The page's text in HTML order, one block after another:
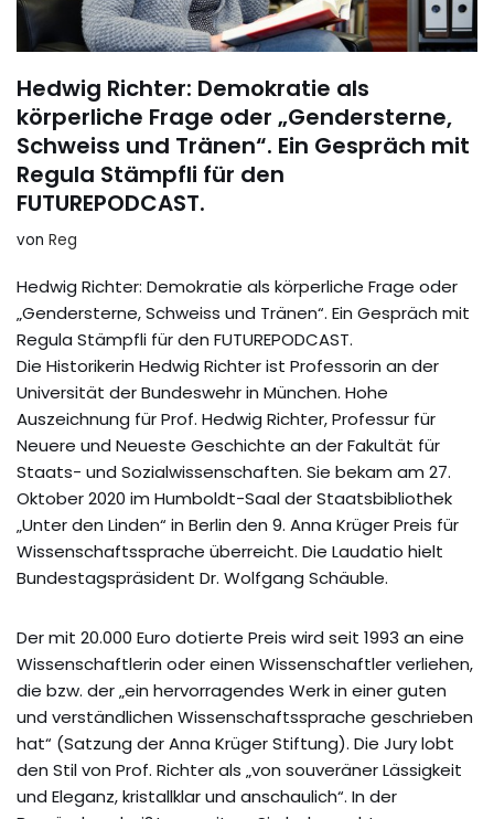
Hedwig Richter: Demokratie als
körperliche Frage oder „Gendersterne,
Schweiss und Tränen“. Ein Gespräch mit
Regula Stämpfli für den
FUTUREPODCAST.
von Reg
Hedwig Richter: Demokratie als körperliche Frage oder
„Gendersterne, Schweiss und Tränen“. Ein Gespräch mit
Regula Stämpfli für den FUTUREPODCAST.
Die Historikerin Hedwig Richter ist Professorin an der
Universität der Bundeswehr in München. Hohe
Auszeichnung für Prof. Hedwig Richter, Professur für
Neuere und Neueste Geschichte an der Fakultät für
Staats- und Sozialwissenschaften. Sie bekam am 27.
Oktober 2020 im Humboldt-Saal der Staatsbibliothek
„Unter den Linden“ in Berlin den 9. Anna Krüger Preis für
Wissenschaftssprache überreicht. Die Laudatio hielt
Bundestagspräsident Dr. Wolfgang Schäuble.
Der mit 20.000 Euro dotierte Preis wird seit 1993 an eine
Wissenschaftlerin oder einen Wissenschaftler verliehen,
die bzw. der „ein hervorragendes Werk in einer guten
und verständlichen Wissenschaftssprache geschrieben
hat“ (Satzung der Anna Krüger Stiftung). Die Jury lobt
den Stil von Prof. Richter als „von souveräner Lässigkeit
und Eleganz, kristallklar und anschaulich“. In der